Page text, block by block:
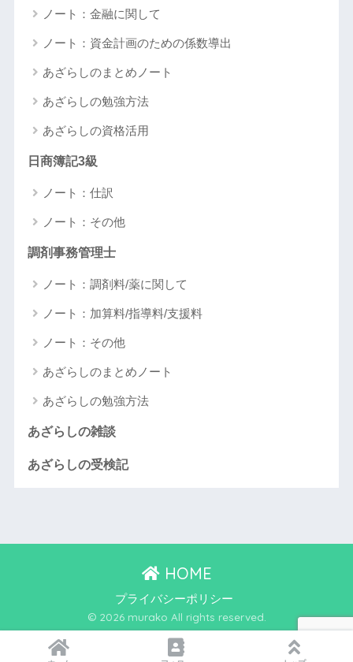
ノート：金融に関して
ノート：資金計画のための係数導出
あざらしのまとめノート
あざらしの勉強方法
あざらしの資格活用
日商簿記3級
ノート：仕訳
ノート：その他
調剤事務管理士
ノート：調剤料/薬に関して
ノート：加算料/指導料/支援料
ノート：その他
あざらしのまとめノート
あざらしの勉強方法
あざらしの雑談
あざらしの受検記
HOME
プライバシーポリシー
© 2026 murako All rights reserved.